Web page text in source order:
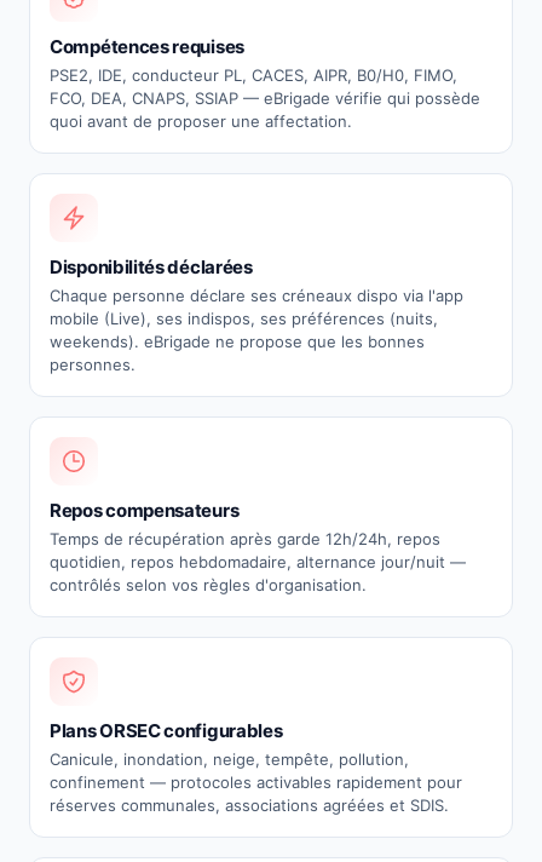
Compétences requises
PSE2, IDE, conducteur PL, CACES, AIPR, B0/H0, FIMO,
FCO, DEA, CNAPS, SSIAP — eBrigade vérifie qui possède
quoi avant de proposer une affectation.
Disponibilités déclarées
Chaque personne déclare ses créneaux dispo via l'app
mobile (Live), ses indispos, ses préférences (nuits,
weekends). eBrigade ne propose que les bonnes
personnes.
Repos compensateurs
Temps de récupération après garde 12h/24h, repos
quotidien, repos hebdomadaire, alternance jour/nuit —
contrôlés selon vos règles d'organisation.
Plans ORSEC configurables
Canicule, inondation, neige, tempête, pollution,
confinement — protocoles activables rapidement pour
réserves communales, associations agréées et SDIS.